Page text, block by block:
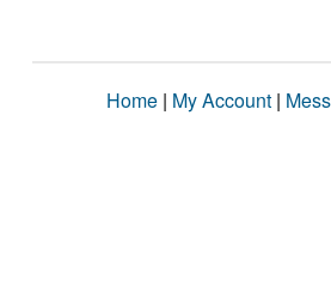
Home | My Account |